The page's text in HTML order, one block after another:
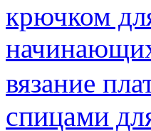
крючком
вязание
спицами